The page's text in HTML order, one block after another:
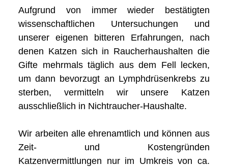
Aufgrund von immer wieder bestätigten
wissenschaftlichen Untersuchungen und
unserer eigenen bitteren Erfahrungen, nach
denen Katzen sich in Raucherhaushalten die
Gifte mehrmals täglich aus dem Fell lecken,
um dann bevorzugt an Lymphdrüsenkrebs zu
sterben, vermitteln wir unsere Katzen
ausschließlich in Nichtraucher-Haushalte.
Wir arbeiten alle ehrenamtlich und können aus
Zeit- und Kostengründen
Katzenvermittlungen nur im Umkreis von ca.